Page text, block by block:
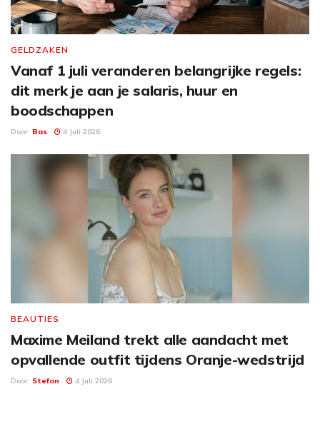
GELDZAKEN
Vanaf 1 juli veranderen belangrijke regels:
dit merk je aan je salaris, huur en
boodschappen
Door Bas 4 Juli 2026
BEAUTIES
Maxime Meiland trekt alle aandacht met
opvallende outfit tijdens Oranje-wedstrijd
Door Stefan 4 Juli 2026